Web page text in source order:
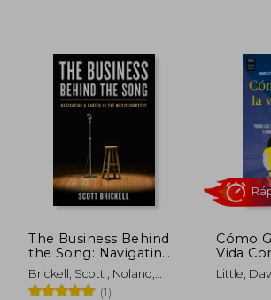
5%
dcto.
The Business Behind
the Song: Navigating
a Career in the Music
Industry (en Inglés)
Brickell, Scott ; Noland,
Robert
(1)
Cómo
Vida
Little,